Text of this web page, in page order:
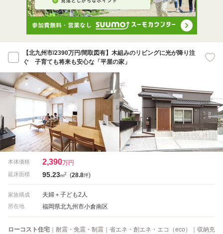
【北九州市/2390万円/間取図有】木組みのリビングに光が降り注
ぐ 子育ても将来も安心な「平屋の家」
本体価格 2,390万円
延床面積 95.23m2 (28.8坪)
家族構成 夫婦＋子ども2人
所在地 福岡県北九州市小倉南区
ローコスト住宅 ｜耐震・免震・制震｜省エネ・創エネ・エコ（eco）｜収納充